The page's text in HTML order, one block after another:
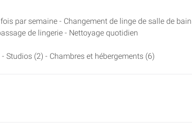
par semaine - Changement de linge de salle de bain
de lingerie - Nettoyage quotidien
Studios (2) - Chambres et hébergements (6)